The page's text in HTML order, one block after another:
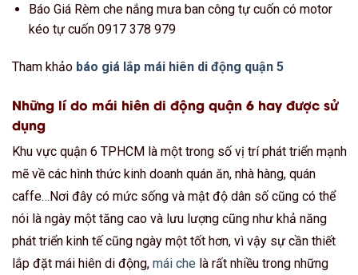
Báo Giá Rèm che nắng mưa ban công tự cuốn có motor
kéo tự cuốn 0917 378 979
Tham khảo báo giá lắp mái hiên di động quận 5
Những lí do mái hiên di động quận 6 hay được sử
dụng
Khu vực quận 6 TPHCM là một trong số vị trí phát triển mạnh
mẽ về các hình thức kinh doanh quán ăn, nhà hàng, quán
caffe…Nơi đây có mức sống và mật độ dân số cũng có thể
nói là ngày một tăng cao và lưu lượng cũng như khả năng
phát triển kinh tế cũng ngày một tốt hơn, vì vậy sự cần thiết
lắp đặt mái hiên di động, mái che là rất nhiều trong những